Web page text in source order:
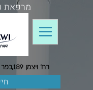
חייגו
רח' ויצמן 189,כפר סבא
מרפאת